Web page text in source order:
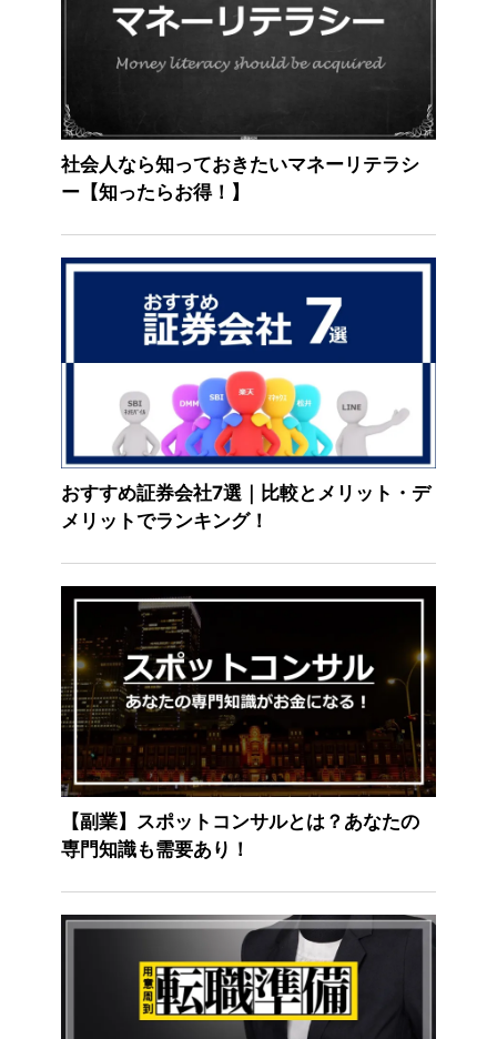
社会人なら知っておきたいマネーリテラシ
ー【知ったらお得！】
おすすめ証券会社7選｜比較とメリット・デ
メリットでランキング！
【副業】スポットコンサルとは？あなたの
専門知識も需要あり！